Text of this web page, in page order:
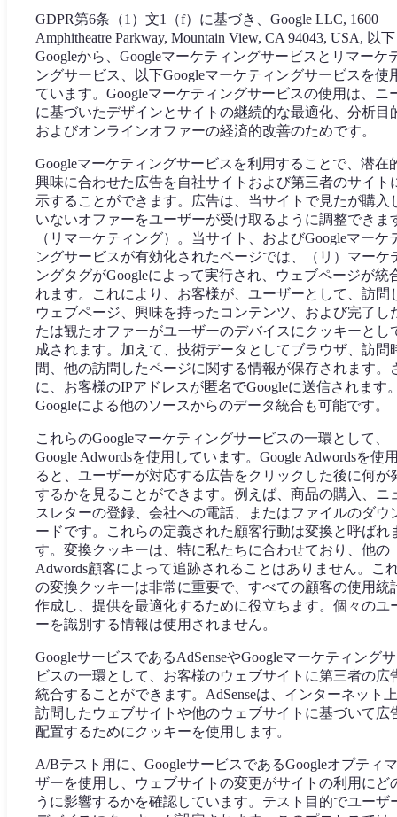
GDPR第6条（1）文1（f）に基づき、Google LLC, 1600
Amphitheatre Parkway, Mountain View, CA 94043, USA, 以下
Googleから、Googleマーケティングサービスとリマーケ
ングサービス、以下Googleマーケティングサービスを使
ています。Googleマーケティングサービスの使用は、ニ
に基づいたデザインとサイトの継続的な最適化、分析目
およびオンラインオファーの経済的改善のためです。
Googleマーケティングサービスを利用することで、潜在
興味に合わせた広告を自社サイトおよび第三者のサイト
示することができます。広告は、当サイトで見たが購入
いないオファーをユーザーが受け取るように調整できま
（リマーケティング）。当サイト、およびGoogleマーケ
ングサービスが有効化されたページでは、（リ）マーケ
ングタグがGoogleによって実行され、ウェブページが統
れます。これにより、お客様が、ユーザーとして、訪問
ウェブページ、興味を持ったコンテンツ、および完了し
たは観たオファーがユーザーのデバイスにクッキーとし
成されます。加えて、技術データとしてブラウザ、訪問
間、他の訪問したページに関する情報が保存されます。
に、お客様のIPアドレスが匿名でGoogleに送信されます
Googleによる他のソースからのデータ統合も可能です。
これらのGoogleマーケティングサービスの一環として、
Google Adwordsを使用しています。Google Adwordsを使
ると、ユーザーが対応する広告をクリックした後に何が
するかを見ることができます。例えば、商品の購入、ニ
スレターの登録、会社への電話、またはファイルのダウ
ードです。これらの定義された顧客行動は変換と呼ばれ
す。変換クッキーは、特に私たちに合わせており、他の
Adwords顧客によって追跡されることはありません。こ
の変換クッキーは非常に重要で、すべての顧客の使用統
作成し、提供を最適化するために役立ちます。個々のユ
ーを識別する情報は使用されません。
GoogleサービスであるAdSenseやGoogleマーケティング
ビスの一環として、お客様のウェブサイトに第三者の広
統合することができます。AdSenseは、インターネット
訪問したウェブサイトや他のウェブサイトに基づいて広
配置するためにクッキーを使用します。
A/Bテスト用に、GoogleサービスであるGoogleオプティ
ザーを使用し、ウェブサイトの変更がサイトの利用にど
うに影響するかを確認しています。テスト目的でユーザ